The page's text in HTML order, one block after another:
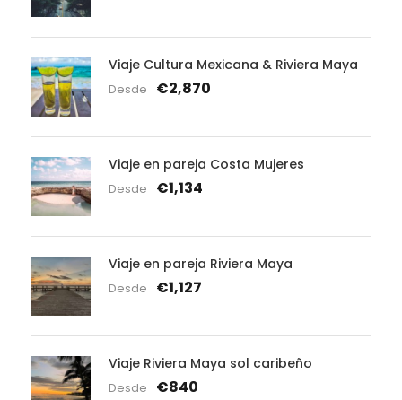
Viaje Cultura Mexicana & Riviera Maya
Desde €2,870
Viaje en pareja Costa Mujeres
Desde €1,134
Viaje en pareja Riviera Maya
Desde €1,127
Viaje Riviera Maya sol caribeño
Desde €840